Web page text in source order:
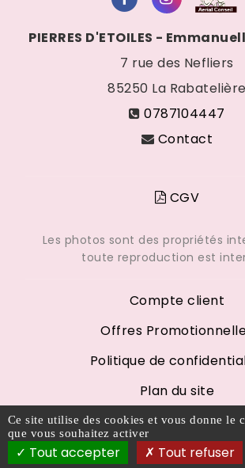
PIERRES D'ETOILES -
7 rue des Nefliers
85250 La Rabatelière
0787104447
Contact
CGV
Les photos sont des propriétés
toute reproduction est
Compte client
Offres
Politique de
Plan du site
Mentions légales
Ce site utilise des cookies et vous donne le
que vous souhaitez activer
Tout accepter Tout refuser